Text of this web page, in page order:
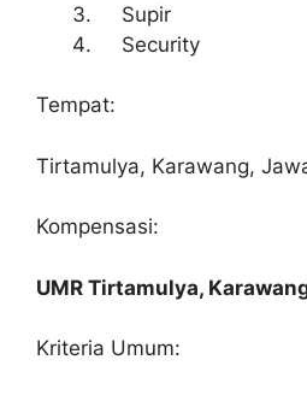
Supir
Security
Tempat:
Tirtamulya, Karawang,
Kompensasi:
UMR Tirtamulya,
Kriteria Umum: